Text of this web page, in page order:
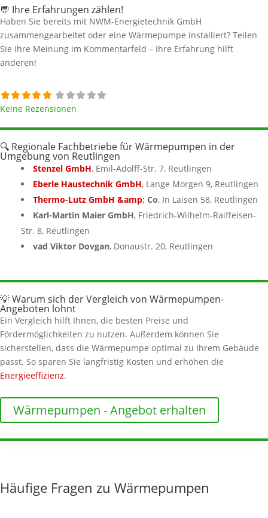
💬 Ihre Erfahrungen zählen!
Haben Sie bereits mit NWM-Energietechnik GmbH
zusammengearbeitet oder eine Wärmepumpe installiert? Teilen
Sie Ihre Meinung im Kommentarfeld – Ihre Erfahrung hilft
anderen!
Keine Rezensionen
🔍 Regionale Fachbetriebe für Wärmepumpen in der
Umgebung von Reutlingen
Stenzel GmbH, Emil-Adolff-Str. 7, Reutlingen
Eberle Haustechnik GmbH, Lange Morgen 9, Reutlingen
Thermo-Lutz GmbH &amp; Co, In Laisen 58, Reutlingen
Karl-Martin Maier GmbH, Friedrich-Wilhelm-Raiffeisen-
Str. 8, Reutlingen
vad Viktor Dovgan, Donaustr. 20, Reutlingen
💡 Warum sich der Vergleich von Wärmepumpen-
Angeboten lohnt
Ein Vergleich hilft Ihnen, die besten Preise und
Fördermöglichkeiten zu nutzen. Außerdem können Sie
sicherstellen, dass die Wärmepumpe optimal zu Ihrem Gebäude
passt. So sparen Sie langfristig Kosten und erhöhen die
Energieeffizienz.
Wärmepumpen - Angebot erhalten
Häufige Fragen zu Wärmepumpen